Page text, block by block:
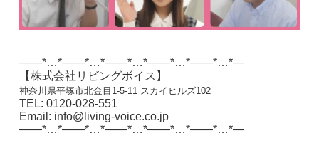
——*…*——*…*——*…*——*…*——*…*—
【株式会社リビングボイス】
神奈川県平塚市北金目1-5-11 スカイヒルズ102
TEL: 0120-028-551
Email: info@living-voice.co.jp
——*…*——*…*——*…*——*…*——*…*—